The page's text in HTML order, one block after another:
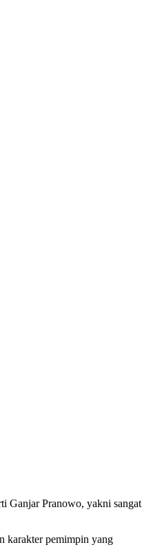
Ganjar Pranowo, yakni sangat
karakter pemimpin yang